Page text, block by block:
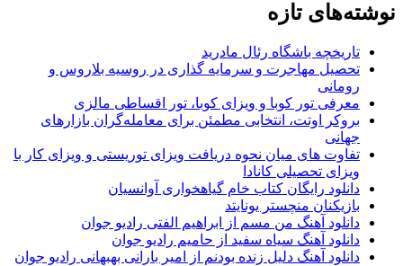
نوشته‌های تازه
تاریخچه باشگاه رئال مادرید
تحصیل مهاجرت و سرمایه گذاری در روسیه بلاروس و
رومانی
معرفی تور کوبا و ویزای کوبا، تور اقساطی مالزی
بروکر اوتت، انتخابی مطمئن برای معامله‌گران بازارهای
جهانی
تفاوت های میان نحوه دریافت ویزای توریستی و ویزای کار با
ویزای تحصیلی کانادا
دانلود رایگان کتاب خام گیاهخواری آوانسیان
بازیکنان منچستر یونایتد
دانلود آهنگ من مسم از ابراهیم الفتی رادیو جوان
دانلود آهنگ سیاه سفید از حامیم رادیو جوان
دانلود آهنگ دلیل زنده بودنم از امیر بارانی بهبهانی رادیو جوان